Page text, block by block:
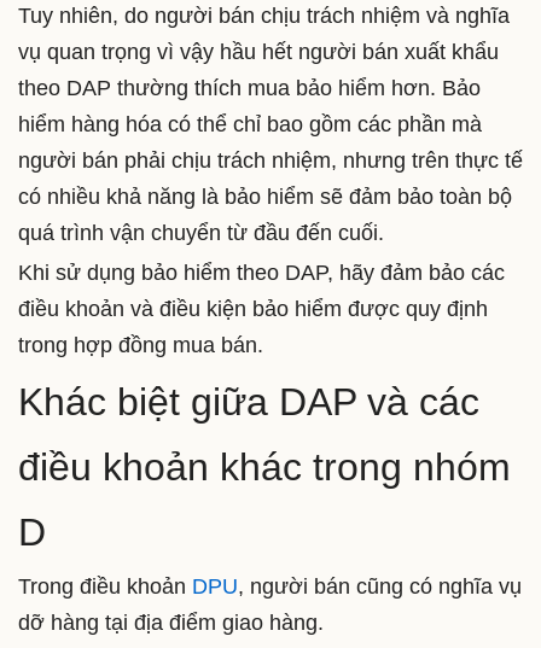
Tuy nhiên, do người bán chịu trách nhiệm và nghĩa
vụ quan trọng vì vậy hầu hết người bán xuất khẩu
theo DAP thường thích mua bảo hiểm hơn. Bảo
hiểm hàng hóa có thể chỉ bao gồm các phần mà
người bán phải chịu trách nhiệm, nhưng trên thực tế
có nhiều khả năng là bảo hiểm sẽ đảm bảo toàn bộ
quá trình vận chuyển từ đầu đến cuối.
Khi sử dụng bảo hiểm theo DAP, hãy đảm bảo các
điều khoản và điều kiện bảo hiểm được quy định
trong hợp đồng mua bán.
Khác biệt giữa DAP và các
điều khoản khác trong nhóm
D
Trong điều khoản DPU, người bán cũng có nghĩa vụ
dỡ hàng tại địa điểm giao hàng.